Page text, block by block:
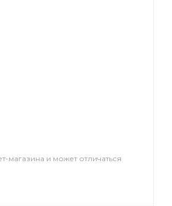
магазина и может отличаться